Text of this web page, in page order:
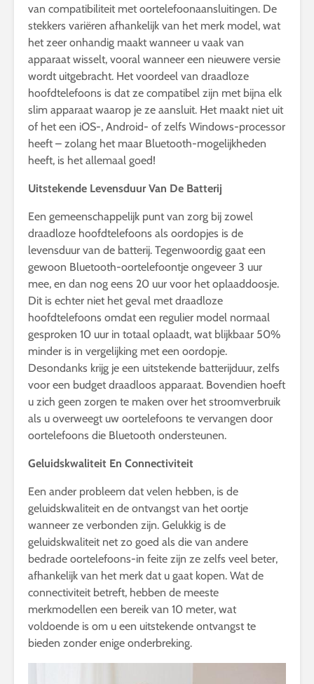
van compatibiliteit met oortelefoonaansluitingen. De
stekkers variëren afhankelijk van het merk model, wat
het zeer onhandig maakt wanneer u vaak van
apparaat wisselt, vooral wanneer een nieuwere versie
wordt uitgebracht. Het voordeel van draadloze
hoofdtelefoons is dat ze compatibel zijn met bijna elk
slim apparaat waarop je ze aansluit. Het maakt niet uit
of het een iOS-, Android- of zelfs Windows-processor
heeft – zolang het maar Bluetooth-mogelijkheden
heeft, is het allemaal goed!
Uitstekende Levensduur Van De Batterij
Een gemeenschappelijk punt van zorg bij zowel
draadloze hoofdtelefoons als oordopjes is de
levensduur van de batterij. Tegenwoordig gaat een
gewoon Bluetooth-oortelefoontje ongeveer 3 uur
mee, en dan nog eens 20 uur voor het oplaaddoosje.
Dit is echter niet het geval met draadloze
hoofdtelefoons omdat een regulier model normaal
gesproken 10 uur in totaal oplaadt, wat blijkbaar 50%
minder is in vergelijking met een oordopje.
Desondanks krijg je een uitstekende batterijduur, zelfs
voor een budget draadloos apparaat. Bovendien hoeft
u zich geen zorgen te maken over het stroomverbruik
als u overweegt uw oortelefoons te vervangen door
oortelefoons die Bluetooth ondersteunen.
Geluidskwaliteit En Connectiviteit
Een ander probleem dat velen hebben, is de
geluidskwaliteit en de ontvangst van het oortje
wanneer ze verbonden zijn. Gelukkig is de
geluidskwaliteit net zo goed als die van andere
bedrade oortelefoons-in feite zijn ze zelfs veel beter,
afhankelijk van het merk dat u gaat kopen. Wat de
connectiviteit betreft, hebben de meeste
merkmodellen een bereik van 10 meter, wat
voldoende is om u een uitstekende ontvangst te
bieden zonder enige onderbreking.